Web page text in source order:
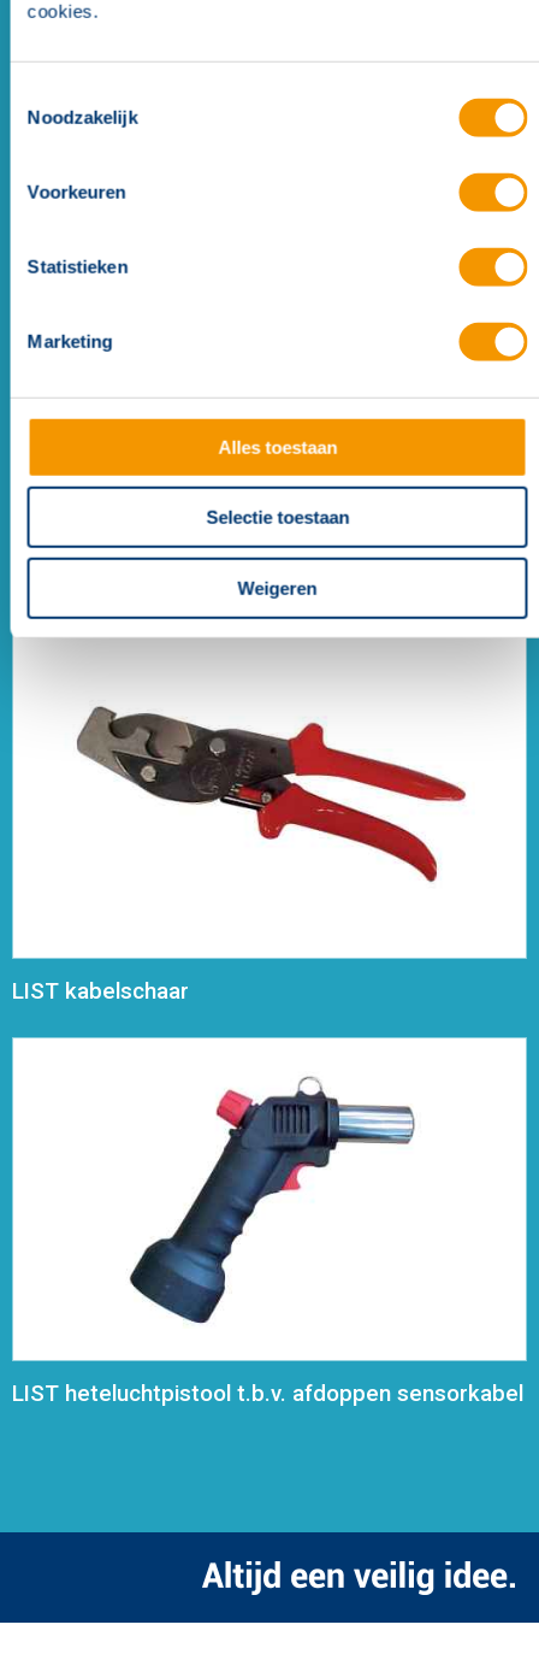
cookies.
Noodzakelijk
Voorkeuren
Statistieken
Marketing
Alles toestaan
Selectie toestaan
Weigeren
LIST afschermingskabel t.b.v. SEC15 sensorkabel
LIST aansluitstekker t.b.v. SEC15 sensorkabel
LIST kabelschaar
LIST heteluchtpistool t.b.v. afdoppen sensorkabel